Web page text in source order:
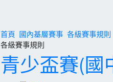
首頁 國內基層賽事 各級賽事規則
各級賽事規則
青少盃賽(國